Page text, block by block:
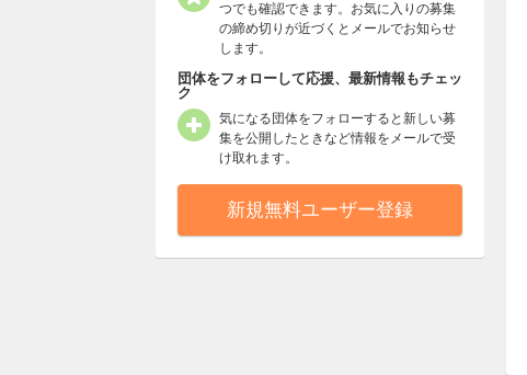
つでも確認できます。お気に入りの募集
の締め切りが近づくとメールでお知らせ
します。
団体をフォローして応援、最新情報もチェッ
ク
気になる団体をフォローすると新しい募
集を公開したときなど情報をメールで受
け取れます。
新規無料ユーザー登録